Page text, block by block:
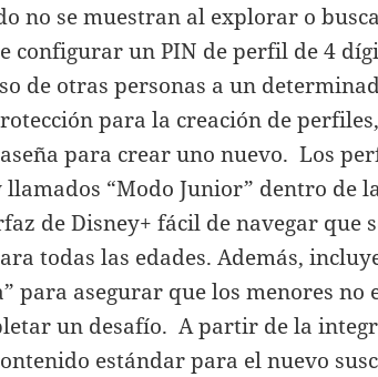
no se muestran al explorar o
configurar un PIN de perfil de 4
de otras personas a un
para la creación de
para crear uno nuevo. Los
“Modo Junior” dentro de
de Disney+ fácil de navegar que
todas las edades. Además,
para asegurar que los menores no
un desafío. A partir de la
estándar para el nuevo